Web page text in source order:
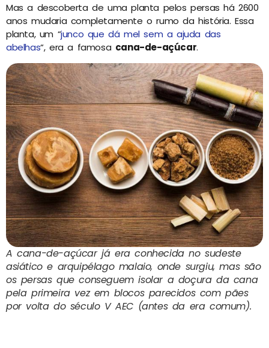
Mas a descoberta de uma planta pelos persas há 2600
anos mudaria completamente o rumo da história. Essa
planta, um “junco que dá mel sem a ajuda das
abelhas“, era a famosa cana-de-açúcar.
A cana-de-açúcar já era conhecida no sudeste
asiático e arquipélago malaio, onde surgiu, mas são
os persas que conseguem isolar a doçura da cana
pela primeira vez em blocos parecidos com pães
por volta do século V AEC (antes da era comum).